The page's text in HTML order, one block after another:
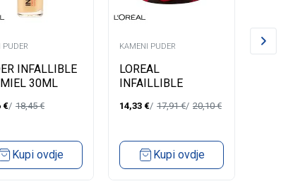
PUDER
INFALLIBLE
30ML
€ 18,45€
Kupi ovdje
KAMENI PUDER
LOREAL
INFAILLIBLE
130 TRUE BEIGE
14,33 € 17,91€ 20,10€
Kupi ovdje
TECNI